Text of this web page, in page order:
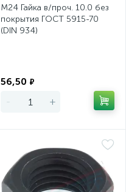
М24 Гайка в/проч. 10.0 без
покрытия ГОСТ 5915-70
(DIN 934)
56,50 ₽
- +